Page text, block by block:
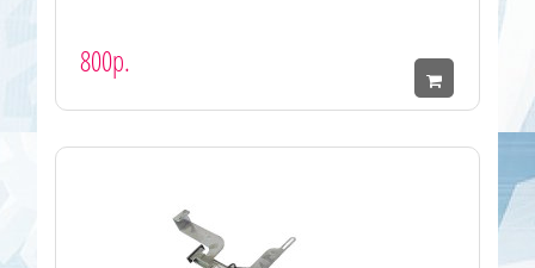
800р.